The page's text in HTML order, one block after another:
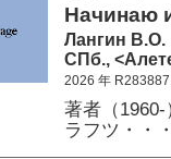
Начинаю
Лангин В.О.
СПб.,
2026 年 R283887
著者（
ラフツ・・